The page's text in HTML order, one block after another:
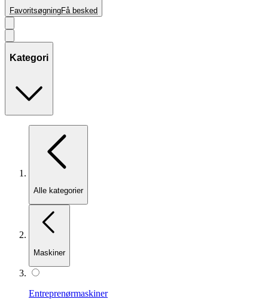
FavoritsøgningFå besked
Kategori
Alle kategorier
Maskiner
Entreprenørmaskiner